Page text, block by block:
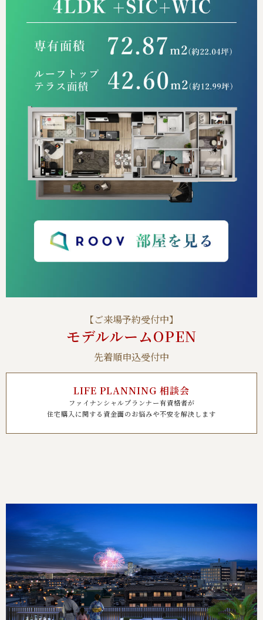
【ご来場予約受付中】
モデルルームOPEN
先着順申込受付中
LIFE PLANNING 相談会
ファイナンシャルプランナー有資格者が
住宅購入に関する資金面のお悩みや不安を解決します